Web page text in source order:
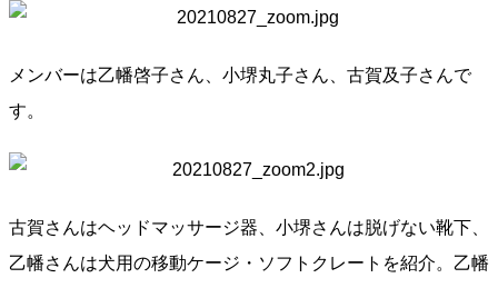
メンバーは乙幡啓子さん、小堺丸子さん、古賀及子さんで
す。
古賀さんはヘッドマッサージ器、小堺さんは脱げない靴下、
乙幡さんは犬用の移動ケージ・ソフトクレートを紹介。乙幡